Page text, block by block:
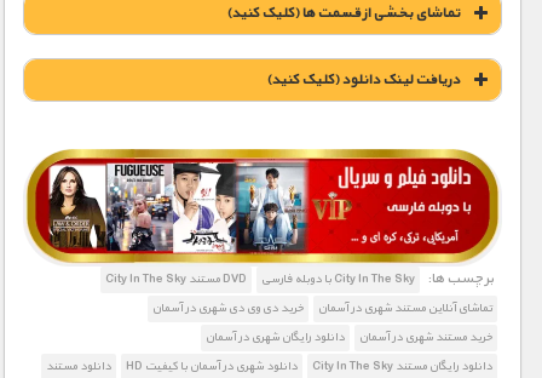
تماشای بخشی از قسمت ها (کلیک کنید)
دریافت لينک دانلود (کليک کنيد)
1900 تومان – دانلود قسمت 1 (افزودن به سبد خريد)
1900 تومان – دانلود قسمت 2 (افزودن به سبد خريد)
1900 تومان – دانلود قسمت 3 (افزودن به سبد خريد)
برچسب ها: City In The Sky با دوبله فارسی
DVD مستند City In The Sky
تماشای آنلاین مستند شهری در آسمان
خرید دی وی دی شهری در آسمان
خرید مستند شهری در آسمان
دانلود رایگان شهری در آسمان
دانلود رایگان مستند City In The Sky
دانلود شهری در آسمان با کیفیت HD
دانلود مستند